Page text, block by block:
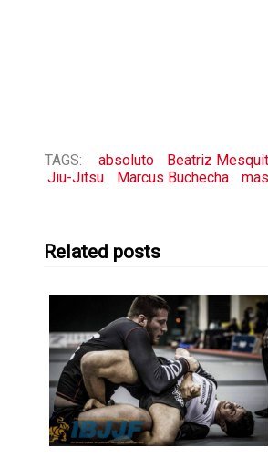
TAGS: absoluto Beatriz
Jiu-Jitsu
Marcus Buchecha
Related posts